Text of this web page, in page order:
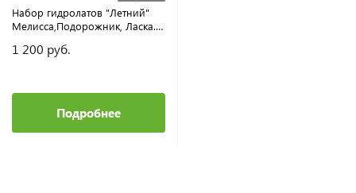
Набор гидролатов "Летний"
Мелисса,Подорожник, Ласка. 3
1 200 руб.
Подробнее